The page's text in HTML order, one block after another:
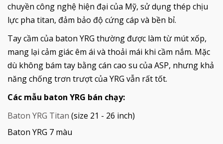
chuyền công nghệ hiện đại của Mỹ, sử dụng thép chịu
lực pha titan, đảm bảo độ cứng cáp và bền bỉ.
Tay cầm của baton YRG thường được làm từ mút xốp,
mang lại cảm giác êm ái và thoải mái khi cầm nắm. Mặc
dù không bám tay bằng cán cao su của ASP, nhưng khả
năng chống trơn trượt của YRG vẫn rất tốt.
Các mẫu baton YRG bán chạy:
Baton YRG Titan (size 21 - 26 inch)
Baton YRG 7 màu